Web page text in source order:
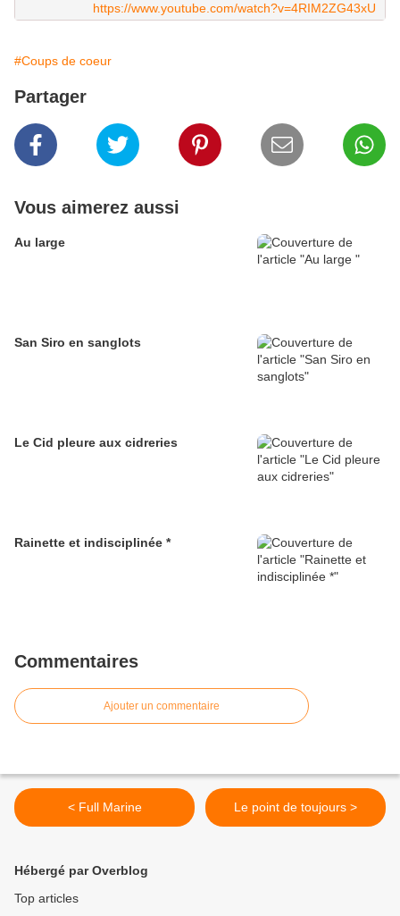
https://www.youtube.com/watch?v=4RIM2ZG43xU
#Coups de coeur
Partager
Vous aimerez aussi
Au large
San Siro en sanglots
Le Cid pleure aux cidreries
Rainette et indisciplinée *
Commentaires
Ajouter un commentaire
< Full Marine Le point de toujours >
Hébergé par Overblog
Top articles